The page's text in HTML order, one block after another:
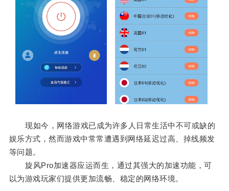
现如今，网络游戏已成为许多人日常生活中不可或缺的
娱乐方式，然而游戏中常常遭遇到网络延迟过高、掉线频发
等问题。
旋风Pro加速器应运而生，通过其强大的加速功能，可
以为游戏玩家们提供更加流畅、稳定的网络环境。